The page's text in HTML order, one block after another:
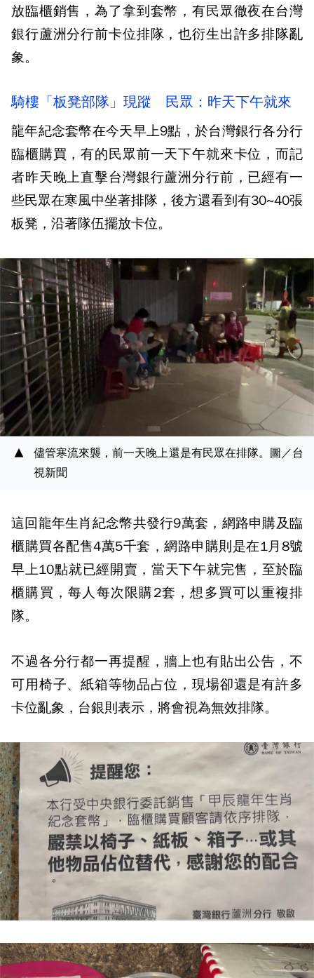
放臨櫃銷售，為了拿到套幣，有民眾徹夜在台灣
銀行蘆洲分行前卡位排隊，也衍生出許多排隊亂
象。
騎樓「板凳部隊」現蹤 民眾：昨天下午就來
龍年紀念套幣在今天早上9點，於台灣銀行各分行
臨櫃購買，有的民眾前一天下午就來卡位，而記
者昨天晚上直擊台灣銀行蘆洲分行前，已經有一
些民眾在寒風中坐著排隊，後方還看到有30~40張
板凳，沿著隊伍擺放卡位。
儘管寒流來襲，前一天晚上還是有民眾在排隊。圖／台
視新聞
這回龍年生肖紀念幣共發行9萬套，網路申購及臨
櫃購買各配售4萬5千套，網路申購則是在1月8號
早上10點就已經開賣，當天下午就完售，至於臨
櫃購買，每人每次限購2套，想多買可以重複排
隊。
不過各分行都一再提醒，牆上也有貼出公告，不
可用椅子、紙箱等物品占位，現場卻還是有許多
卡位亂象，台銀則表示，將會視為無效排隊。